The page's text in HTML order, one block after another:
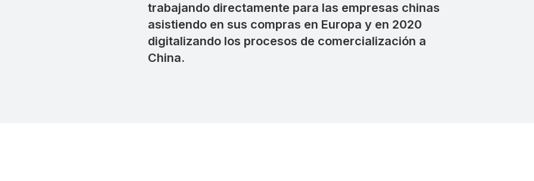
trabajando directamente para las empresas chinas
asistiendo en sus compras en Europa y en 2020
digitalizando los procesos de comercialización a
China.